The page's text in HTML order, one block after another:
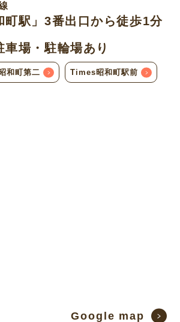
町駅」3番出口から徒歩1分
車場・駐輪場あり
和町第二 Times昭和町駅前
Google map